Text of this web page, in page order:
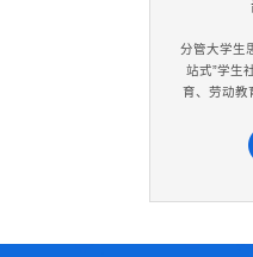
分管大学生
站式”学生
育、劳动教